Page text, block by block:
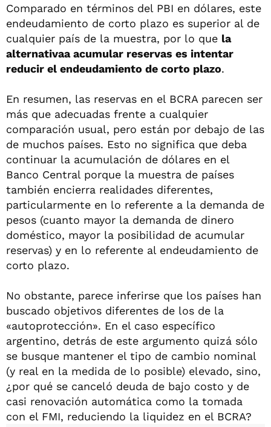
Comparado en términos del PBI en dólares, este
endeudamiento de corto plazo es superior al de
cualquier país de la muestra, por lo que la
alternativaa acumular reservas es intentar
reducir el endeudamiento de corto plazo.
En resumen, las reservas en el BCRA parecen ser
más que adecuadas frente a cualquier
comparación usual, pero están por debajo de las
de muchos países. Esto no significa que deba
continuar la acumulación de dólares en el
Banco Central porque la muestra de países
también encierra realidades diferentes,
particularmente en lo referente a la demanda de
pesos (cuanto mayor la demanda de dinero
doméstico, mayor la posibilidad de acumular
reservas) y en lo referente al endeudamiento de
corto plazo.
No obstante, parece inferirse que los países han
buscado objetivos diferentes de los de la
«autoprotección». En el caso específico
argentino, detrás de este argumento quizá sólo
se busque mantener el tipo de cambio nominal
(y real en la medida de lo posible) elevado, sino,
¿por qué se canceló deuda de bajo costo y de
casi renovación automática como la tomada
con el FMI, reduciendo la liquidez en el BCRA?